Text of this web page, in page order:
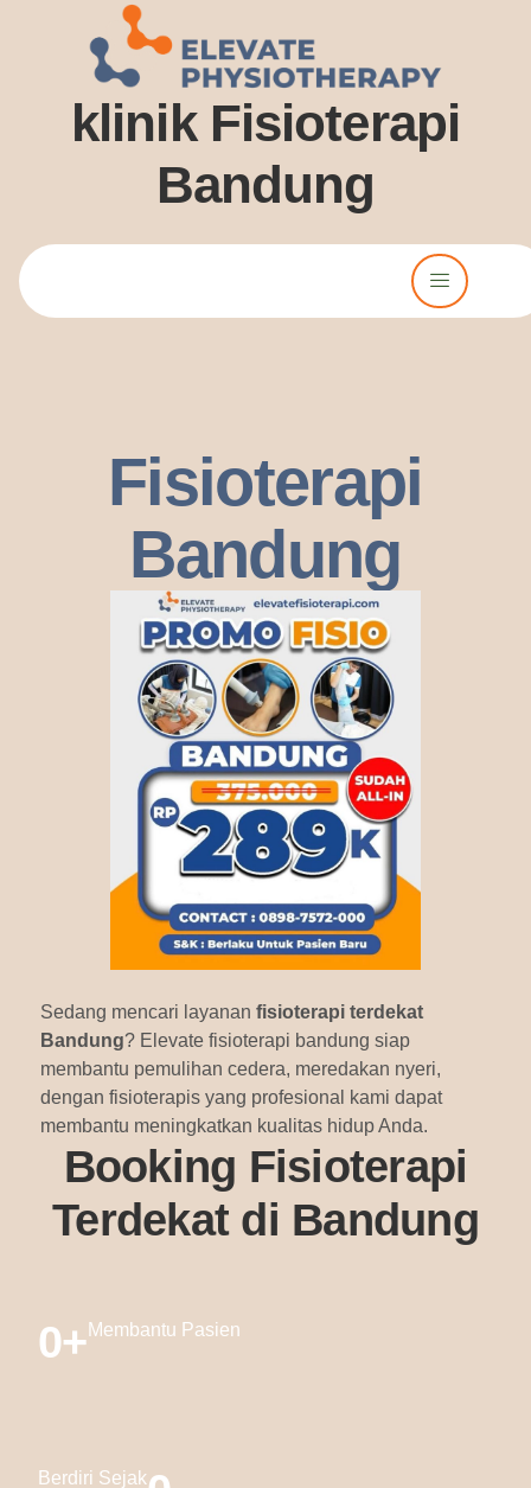
klinik Fisioterapi
Bandung
Fisioterapi
Bandung
Sedang mencari layanan fisioterapi terdekat
Bandung? Elevate fisioterapi bandung siap
membantu pemulihan cedera, meredakan nyeri,
dengan fisioterapis yang profesional kami dapat
membantu meningkatkan kualitas hidup Anda.
Booking Fisioterapi
Terdekat di Bandung
0+ Membantu Pasien
Berdiri Sejak